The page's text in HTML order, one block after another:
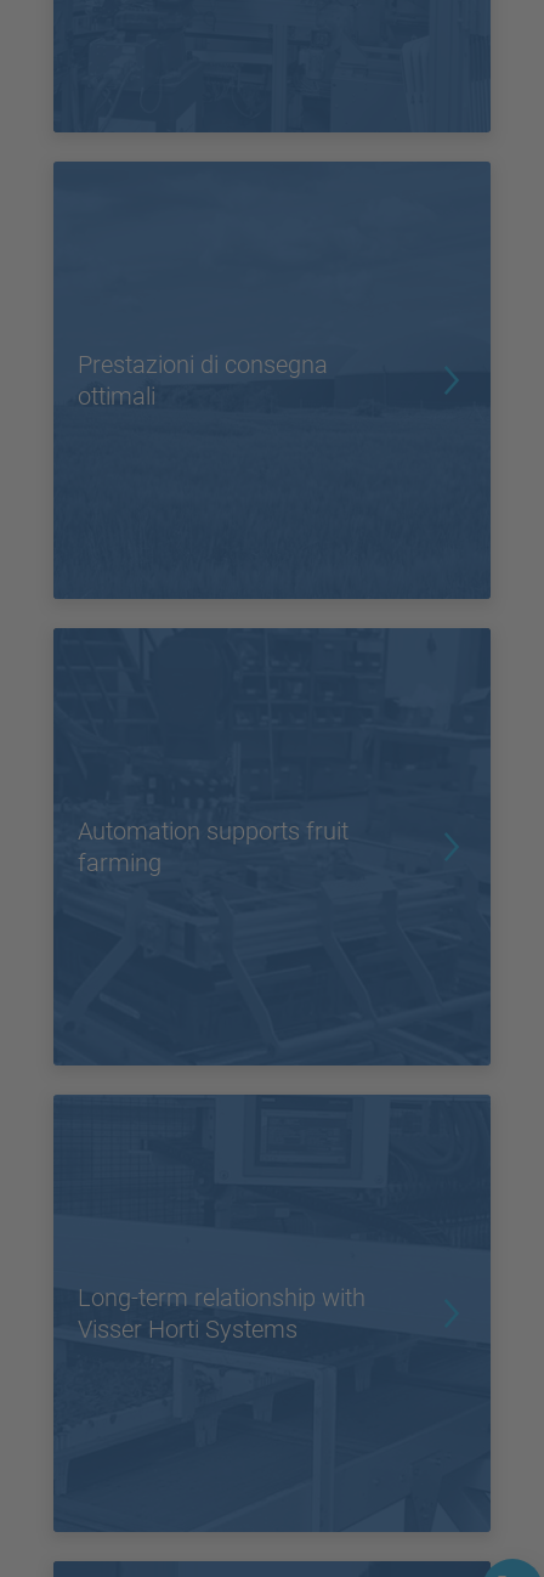
Prestazioni di consegna
ottimali
Automation supports fruit
farming
Long-term relationship with
Visser Horti Systems